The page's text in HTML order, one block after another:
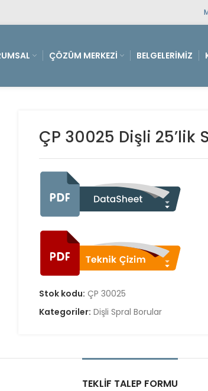
ÇÖZÜM MERKEZI BELGELERIMIZ
ÇP 30025 Dişli 25’lik
Stok kodu: ÇP 30025
Kategoriler: Dişli Spral Borular
TEKLIF TALEP FORMU